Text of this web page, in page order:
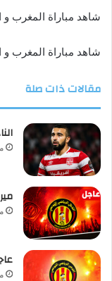
شاهد مباراة المغرب و
شاهد مباراة المغرب و
مقالات ذات صلة